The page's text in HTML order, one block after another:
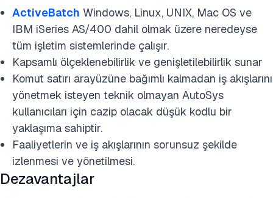
ActiveBatch Windows, Linux, UNIX, Mac OS ve
IBM iSeries AS/400 dahil olmak üzere neredeyse
tüm işletim sistemlerinde çalışır.
Kapsamlı ölçeklenebilirlik ve genişletilebilirlik sunar
Komut satırı arayüzüne bağımlı kalmadan iş akışlarını
yönetmek isteyen teknik olmayan AutoSys
kullanıcıları için cazip olacak düşük kodlu bir
yaklaşıma sahiptir.
Faaliyetlerin ve iş akışlarının sorunsuz şekilde
izlenmesi ve yönetilmesi.
Dezavantajlar